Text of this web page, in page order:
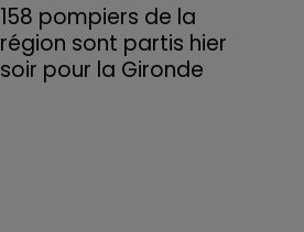
158 pompiers de la
région sont partis hier
soir pour la Gironde